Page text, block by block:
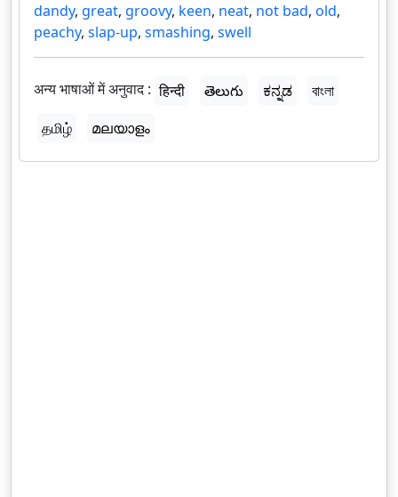
dandy, great, groovy, keen, neat, not bad, old,
peachy, slap-up, smashing, swell
अन्य भाषाओं में अनुवाद : हिन्दी తెలుగు ಕನ್ನಡ
বাংলা
தமிழ்
മലയാളം